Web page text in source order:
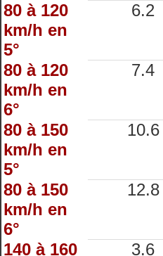
80 à 120
km/h en
5°
6.2
80 à 120
km/h en
6°
7.4
80 à 150
km/h en
5°
10.6
80 à 150
km/h en
6°
12.8
140 à 160
3.6